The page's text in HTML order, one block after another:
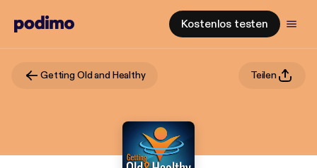
Kostenlos testen
Getting Old and Healthy Teilen